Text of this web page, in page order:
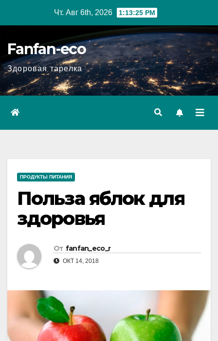
Чт. Авг 6th, 2026 1:13:26 PM
Fanfan-eco
Здоровая тарелка
ПРОДУКТЫ ПИТАНИЯ
Польза яблок для
здоровья
От fanfan_eco_r
ОКТ 14, 2018